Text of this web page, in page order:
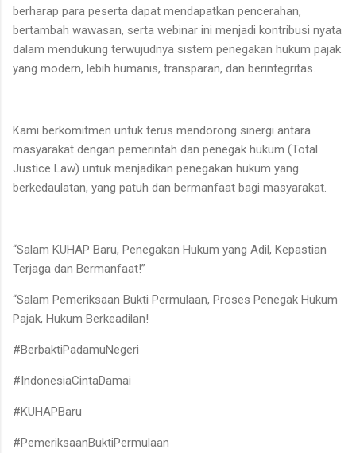
berharap para peserta dapat mendapatkan pencerahan,
bertambah wawasan, serta webinar ini menjadi kontribusi nyata
dalam mendukung terwujudnya sistem penegakan hukum pajak
yang modern, lebih humanis, transparan, dan berintegritas.
Kami berkomitmen untuk terus mendorong sinergi antara
masyarakat dengan pemerintah dan penegak hukum (Total
Justice Law) untuk menjadikan penegakan hukum yang
berkedaulatan, yang patuh dan bermanfaat bagi masyarakat.
“Salam KUHAP Baru, Penegakan Hukum yang Adil, Kepastian
Terjaga dan Bermanfaat!”
“Salam Pemeriksaan Bukti Permulaan, Proses Penegak Hukum
Pajak, Hukum Berkeadilan!
#BerbaktiPadamuNegeri
#IndonesiaCintaDamai
#KUHAPBaru
#PemeriksaanBuktiPermulaan